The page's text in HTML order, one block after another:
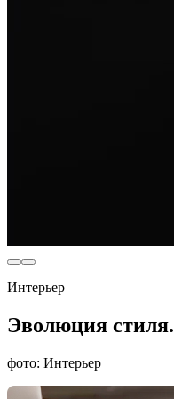
Интерьер
Эволюция стиля.
фото: Интерьер